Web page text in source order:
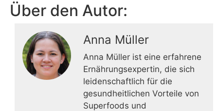
Über den Autor:
Anna Müller
Anna Müller ist eine erfahrene
Ernährungsexpertin, die sich
leidenschaftlich für die
gesundheitlichen Vorteile von
Superfoods und